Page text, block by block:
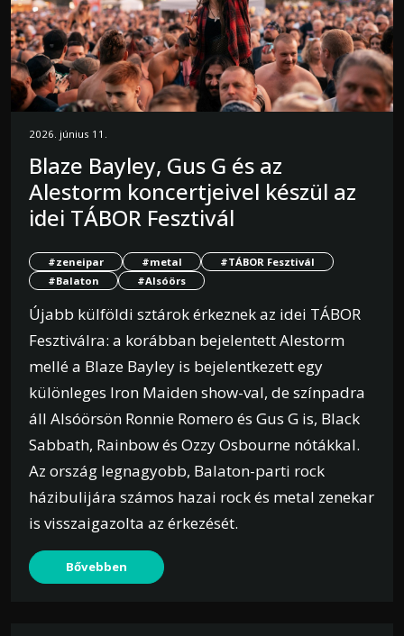
2026. június 11.
Blaze Bayley, Gus G és az
Alestorm koncertjeivel készül az
idei TÁBOR Fesztivál
#zeneipar #metal
#TÁBOR Fesztivál
#Balaton
#Alsóörs
Újabb külföldi sztárok érkeznek az idei TÁBOR
Fesztiválra: a korábban bejelentett Alestorm
mellé a Blaze Bayley is bejelentkezett egy
különleges Iron Maiden show-val, de színpadra
áll Alsóörsön Ronnie Romero és Gus G is, Black
Sabbath, Rainbow és Ozzy Osbourne nótákkal.
Az ország legnagyobb, Balaton-parti rock
házibulijára számos hazai rock és metal zenekar
is visszaigazolta az érkezését.
Bővebben